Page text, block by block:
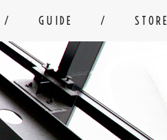
GUIDE STORE